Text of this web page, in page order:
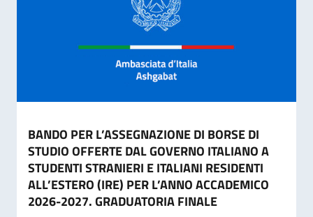
BANDO PER L’ASSEGNAZIONE DI BORSE DI
STUDIO OFFERTE DAL GOVERNO ITALIANO A
STUDENTI STRANIERI E ITALIANI RESIDENTI
ALL’ESTERO (IRE) PER L’ANNO ACCADEMICO
2026-2027. GRADUATORIA FINALE